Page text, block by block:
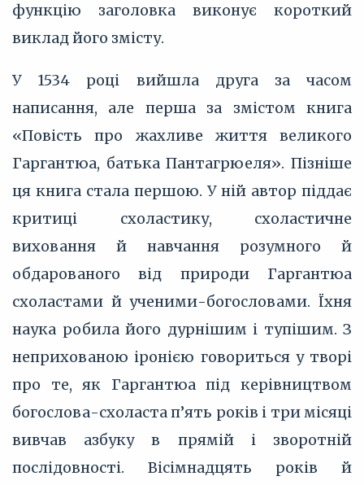
функцію заголовка виконує короткий
виклад його змісту.
У 1534 році вийшла друга за часом
написання, але перша за змістом книга
«Повість про жахливе життя великого
Гаргантюа, батька Пантагрюеля». Пізніше
ця книга стала першою. У ній автор піддає
критиці схоластику, схоластичне
виховання й навчання розумного й
обдарованого від природи Гаргантюа
схоластами й ученими-богословами. Їхня
наука робила його дурнішим і тупішим. З
неприхованою іронією говориться у творі
про те, як Гаргантюа під керівництвом
богослова-схоласта п’ять років і три місяці
вивчав азбуку в прямій і зворотній
послідовності. Вісімнадцять років й